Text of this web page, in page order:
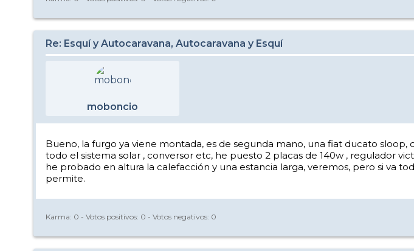
Re: Esquí y Autocaravana, Autocaravana y Esquí
moboncio
Bueno, la furgo ya viene montada, es de segunda mano, una fiat ducato
todo el sistema solar , conversor etc, he puesto 2 placas de 140w , regulador
he probado en altura la calefacción y una estancia larga, veremos, pero si va
permite.
Karma: 0 - Votos positivos: 0 - Votos negativos: 0